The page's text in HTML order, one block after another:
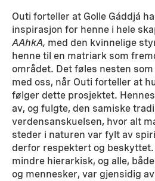
Outi forteller at Golle Gáddjá
inspirasjon for henne i hele
AAhkA, med den kvinnelige
henne til en matriark som
området. Det føles nesten
med oss, når Outi forteller at
følger dette prosjektet.
av, og fulgte, den samiske
verdensanskuelsen, hvor alt
steder i naturen var fylt av
derfor respektert og
mindre hierarkisk, og alle,
og mennesker, var gjensidig